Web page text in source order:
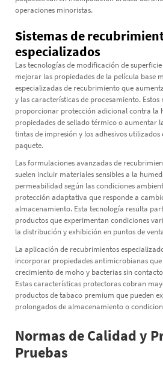
operaciones minoristas.
Sistemas de
especializados
Las tecnologías de modificación de
mejorar las propiedades de la película base
especializadas de recubrimiento que
y las características de procesamiento.
proporcionar protección adicional contra la
propiedades de sellado térmico o aumentar
tintas de impresión y los adhesivos
paquete.
Las formulaciones avanzadas de
suelen incluir materiales sensibles a la
permeabilidad según las condiciones
protección adaptativa que responde a
almacenamiento. Esta tecnología resulta
productos que experimentan condiciones
la distribución y exhibición en puntos de
La aplicación de recubrimientos
incorporar propiedades antimicrobianas
crecimiento de moho y bacterias sin
Estas características protectoras cobran
productos de tabaco premium que pueden
prolongados de almacenamiento o
Normas de Calidad y
Pruebas